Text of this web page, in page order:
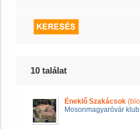
10 találat
Éneklő Szakácsok
Mosonmagyaróvár klub